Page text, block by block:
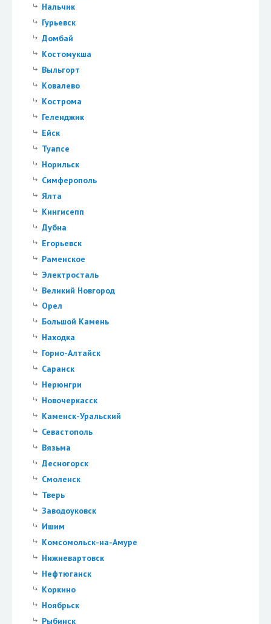
Нальчик
Гурьевск
Домбай
Костомукша
Выльгорт
Ковалево
Кострома
Геленджик
Ейск
Туапсе
Норильск
Симферополь
Ялта
Кингисепп
Дубна
Егорьевск
Раменское
Электросталь
Великий Новгород
Орел
Большой Камень
Находка
Горно-Алтайск
Саранск
Нерюнгри
Новочеркасск
Каменск-Уральский
Севастополь
Вязьма
Десногорск
Смоленск
Тверь
Заводоуковск
Ишим
Комсомольск-на-Амуре
Нижневартовск
Нефтюганск
Коркино
Ноябрьск
Рыбинск